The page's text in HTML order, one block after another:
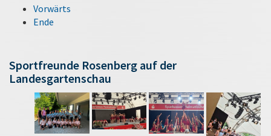
Vorwärts
Ende
Sportfreunde Rosenberg auf der
Landesgartenschau